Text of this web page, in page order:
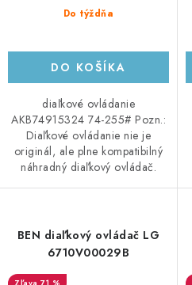
Do týždňa
DO KOŠÍKA
diaľkové ovládanie
AKB74915324 74-255# Pozn.:
Diaľkové ovládanie nie je
originál, ale plne kompatibilný
náhradný diaľkový ovládač.
BEN diaľkový ovládač LG
6710V00029B